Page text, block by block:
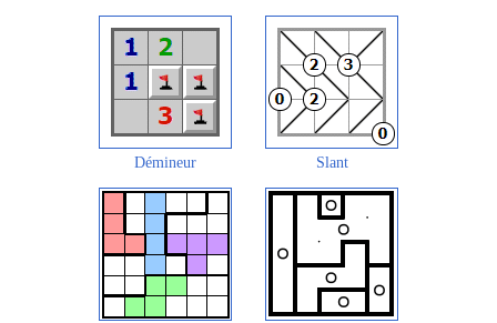
Démineur Slant